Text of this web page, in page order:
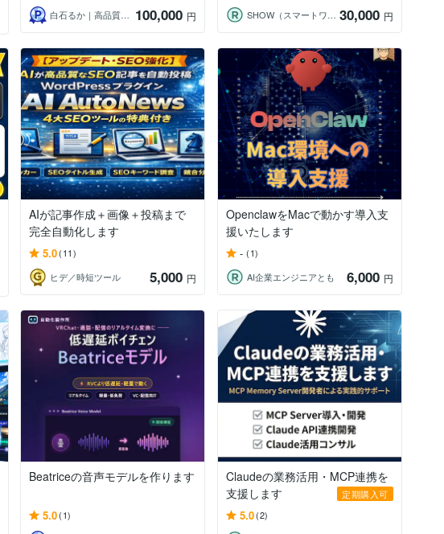
白石るか｜高品質な寄り添いHP制作
100,000 円
SHOW（スマートワーク） 30,000 円
AIが記事作成＋画像＋投稿まで
完全自動化します
5.0(11)
ヒデ／時短ツール
5,000 円
OpenclawをMacで動かす導入支
援いたします
- (1)
AI企業エンジニアとも
6,000 円
Beatriceの音声モデルを作ります
5.0(1)
Claudeの業務活用・MCP連携を
支援します
定期購入可
5.0(2)